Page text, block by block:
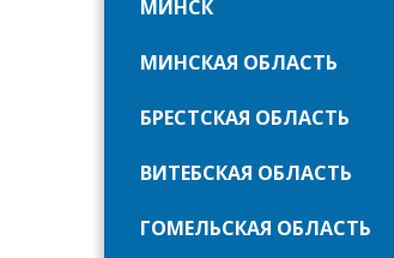
МИНСК
МИНСКАЯ ОБЛАСТЬ
БРЕСТСКАЯ ОБЛАСТЬ
ВИТЕБСКАЯ ОБЛАСТЬ
ГОМЕЛЬСКАЯ ОБЛАСТЬ